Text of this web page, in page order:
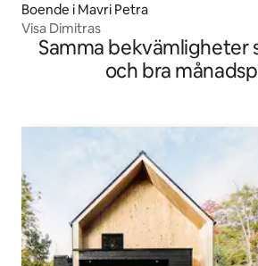
Boende i Mavri Petra
Visa Dimitras
Samma bekvämligheter
och bra